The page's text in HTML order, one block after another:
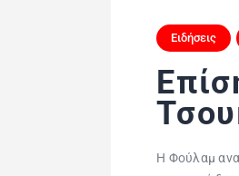
Ειδήσεις
Η Φούλαμ